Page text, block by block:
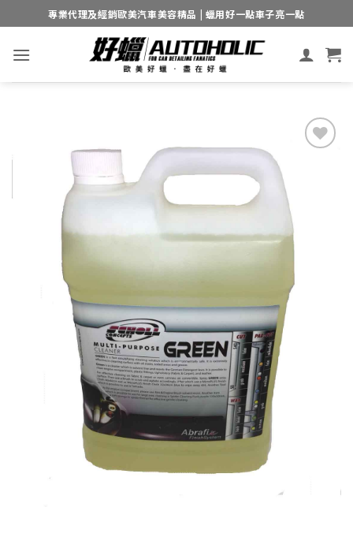
to
content
專業代理及經銷歐美汽車美容精品 | 蠟用好一點車子亮一點